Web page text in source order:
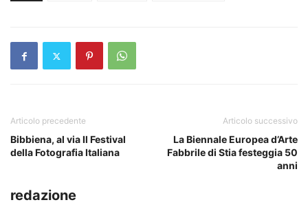
Articolo precedente
Bibbiena, al via Il Festival
della Fotografia Italiana
Articolo successivo
La Biennale Europea d’Arte
Fabbrile di Stia festeggia 50
anni
redazione